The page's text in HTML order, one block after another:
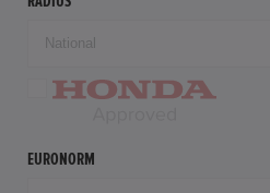
EURONORM